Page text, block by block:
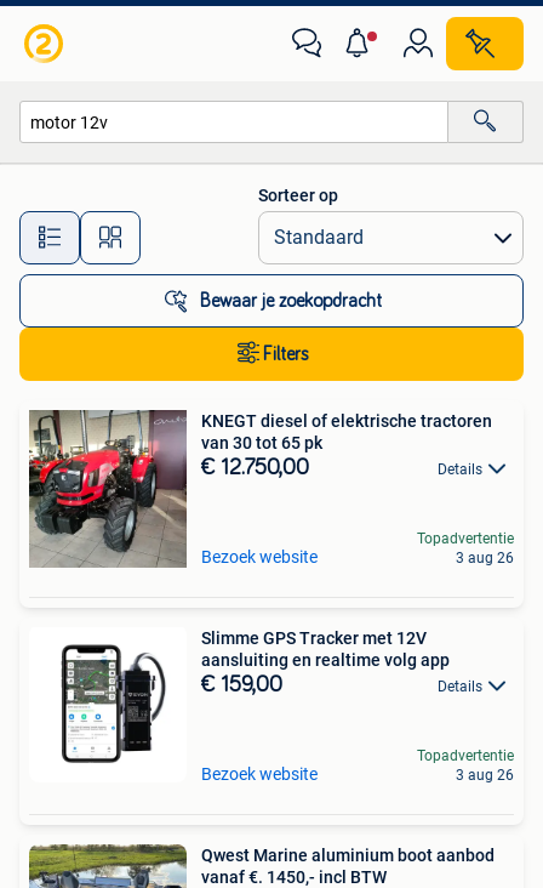
Alle afstanden…
Sorteer op
Bewaar je zoekopdracht
Filters
KNEGT diesel of elektrische tractoren
van 30 tot 65 pk
€ 12.750,00 Details
Bezoek website
Topadvertentie
3 aug 26
Slimme GPS Tracker met 12V
aansluiting en realtime volg app
€ 159,00 Details
Bezoek website
Topadvertentie
3 aug 26
Qwest Marine aluminium boot aanbod
vanaf €. 1450,- incl BTW